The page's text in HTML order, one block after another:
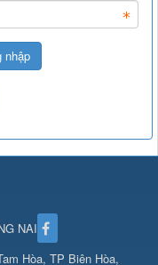
nhập
NAI
Hòa, TP Biên Hòa,